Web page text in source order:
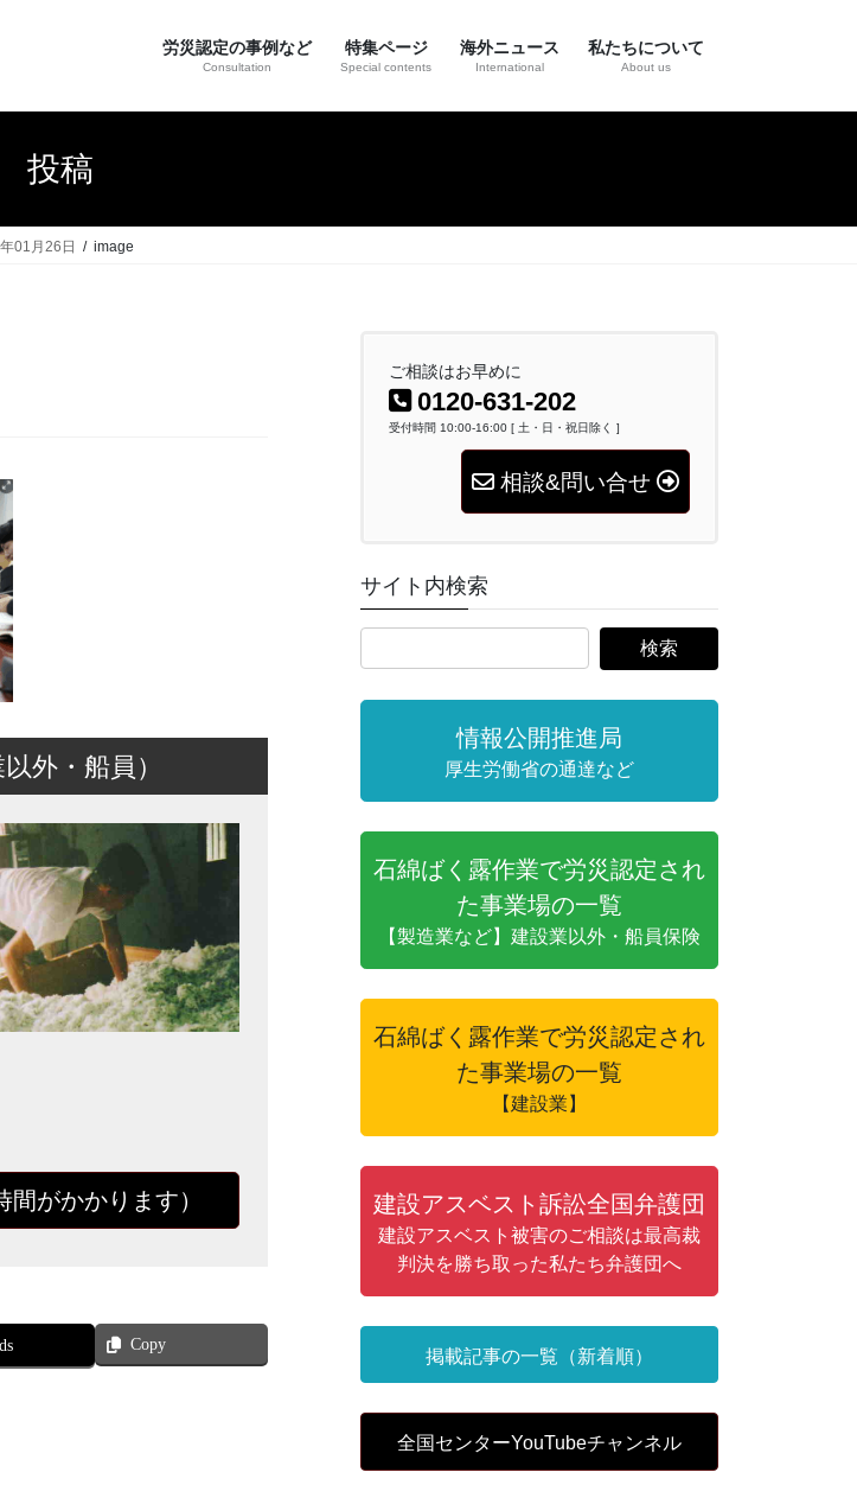
労災認定の事例など
Consultation
特集ページ
Special contents
海外ニュース
International
私たちについて
About us
投稿
01月26日 image
外・船員）
がかかります）
Copy
ご相談はお早めに
0120-631-202
受付時間 10:00-16:00 [ 土・日・祝日除く ]
相談&問い合せ
サイト内検索
情報公開推進局
厚生労働省の通達など
石綿ばく露作業で労災認定され
た事業場の一覧
【製造業など】建設業以外・船員保険
石綿ばく露作業で労災認定され
た事業場の一覧
【建設業】
建設アスベスト訴訟全国弁護団
建設アスベスト被害のご相談は最高裁
判決を勝ち取った私たち弁護団へ
掲載記事の一覧（新着順）
全国センターYouTubeチャンネル